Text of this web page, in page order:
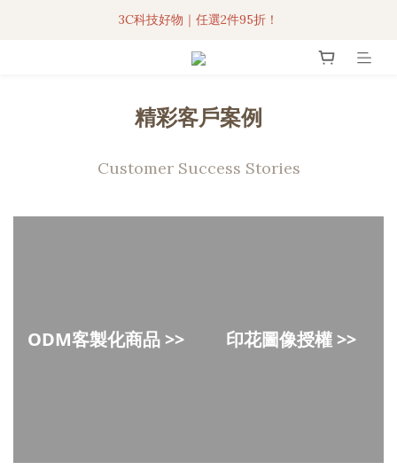
3C科技好物｜任選2件95折！
3C科技好物｜任選2件95折！
聯名iPhone手機殼現貨4折起🔥
精彩客戶案例
Customer Success Stories
ODM客製化商品 >> 印花圖像授權 >>